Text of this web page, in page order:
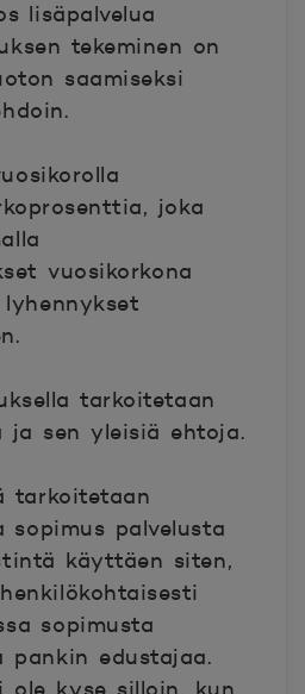
lisäpalvelua
tekeminen on
saamiseksi
joka
vuosikorkona
tarkoitetaan
ja sen yleisiä ehtoja.
tarkoitetaan
palvelusta
käyttäen siten,
sopimusta
pankin edustajaa.